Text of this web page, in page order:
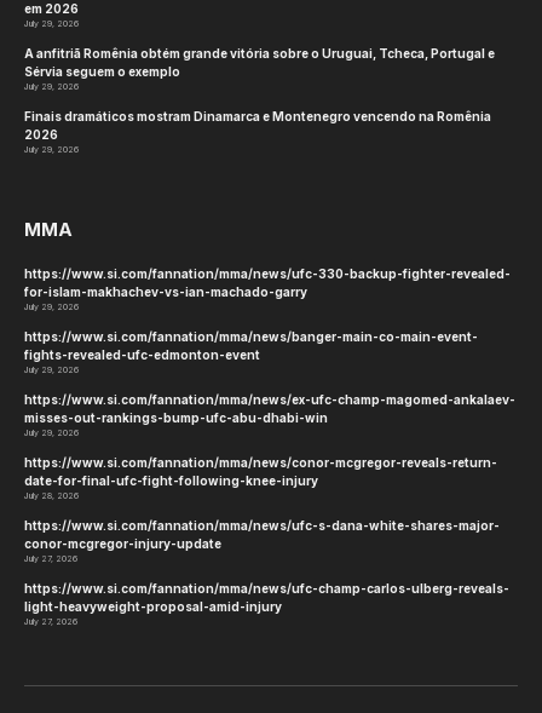
em 2026
July 29, 2026
A anfitriã Romênia obtém grande vitória sobre o Uruguai, Tcheca, Portugal e
Sérvia seguem o exemplo
July 29, 2026
Finais dramáticos mostram Dinamarca e Montenegro vencendo na Romênia
2026
July 29, 2026
MMA
https://www.si.com/fannation/mma/news/ufc-330-backup-fighter-revealed-
for-islam-makhachev-vs-ian-machado-garry
July 29, 2026
https://www.si.com/fannation/mma/news/banger-main-co-main-event-
fights-revealed-ufc-edmonton-event
July 29, 2026
https://www.si.com/fannation/mma/news/ex-ufc-champ-magomed-ankalaev-
misses-out-rankings-bump-ufc-abu-dhabi-win
July 29, 2026
https://www.si.com/fannation/mma/news/conor-mcgregor-reveals-return-
date-for-final-ufc-fight-following-knee-injury
July 28, 2026
https://www.si.com/fannation/mma/news/ufc-s-dana-white-shares-major-
conor-mcgregor-injury-update
July 27, 2026
https://www.si.com/fannation/mma/news/ufc-champ-carlos-ulberg-reveals-
light-heavyweight-proposal-amid-injury
July 27, 2026